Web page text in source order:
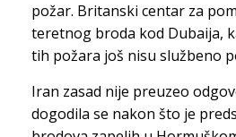
požar. Britanski centar za
teretnog broda kod Dubaija,
tih požara još nisu službeno
Iran zasad nije preuzeo
dogodila se nakon što je